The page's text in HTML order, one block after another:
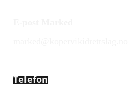
Telefon